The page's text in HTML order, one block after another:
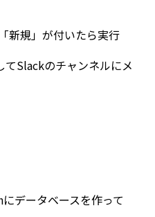
新規」が付いたら実行
てSlackのチャンネルにメ
データベースを作って